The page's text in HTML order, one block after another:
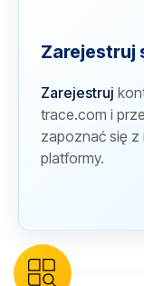
Zarejestruj
Zarejestruj
trace.com i
zapoznać się z
platformy.